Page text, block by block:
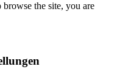
the site, you are